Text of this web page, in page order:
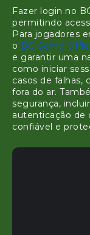
Fazer login no
permitindo
Para jogadores
o BC Game
e garantir uma
como iniciar
casos de falhas,
fora do ar.
segurança,
autenticação de
confiável e